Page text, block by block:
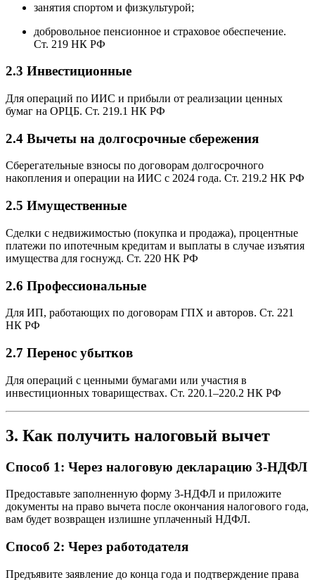
занятия спортом и физкультурой;
добровольное пенсионное и страховое обеспечение.
Ст. 219 НК РФ
2.3 Инвестиционные
Для операций по ИИС и прибыли от реализации ценных
бумаг на ОРЦБ. Ст. 219.1 НК РФ
2.4 Вычеты на долгосрочные сбережения
Сберегательные взносы по договорам долгосрочного
накопления и операции на ИИС с 2024 года. Ст. 219.2 НК РФ
2.5 Имущественные
Сделки с недвижимостью (покупка и продажа), процентные
платежи по ипотечным кредитам и выплаты в случае изъятия
имущества для госнужд. Ст. 220 НК РФ
2.6 Профессиональные
Для ИП, работающих по договорам ГПХ и авторов. Ст. 221
НК РФ
2.7 Перенос убытков
Для операций с ценными бумагами или участия в
инвестиционных товариществах. Ст. 220.1–220.2 НК РФ
3. Как получить налоговый вычет
Способ 1: Через налоговую декларацию 3-НДФЛ
Предоставьте заполненную форму 3-НДФЛ и приложите
документы на право вычета после окончания налогового года,
вам будет возвращен излишне уплаченный НДФЛ.
Способ 2: Через работодателя
Предъявите заявление до конца года и подтверждение права